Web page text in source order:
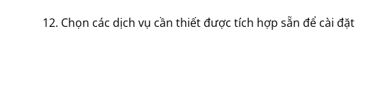
12. Chọn các dịch vụ cần thiết được tích hợp sẵn để cài đặt